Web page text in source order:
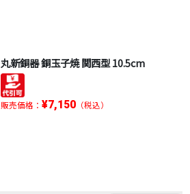
丸新銅器 銅玉子焼 関西型 10.5cm
販売価格： ¥7,150（税込）